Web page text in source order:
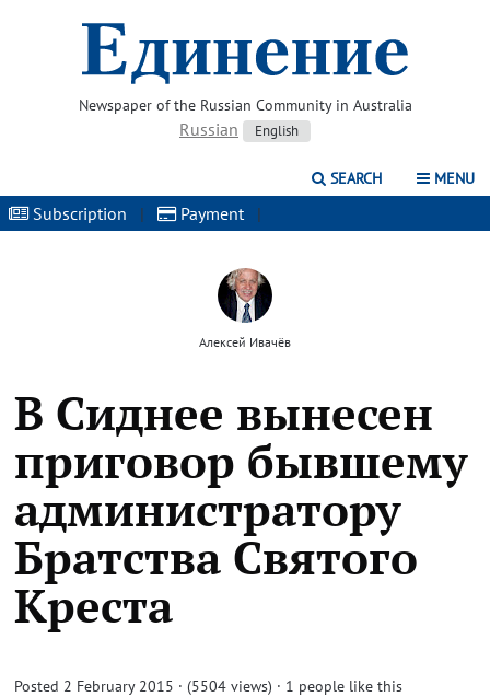
Newspaper of the Russian Community in Australia
Russian English
SEARCH MENU
Subscription | Payment |
Алексей Ивачёв
В Сиднее вынесен
приговор бывшему
администратору
Братства Святого
Креста
Posted 2 February 2015 · (5504 views) · 1 people like this